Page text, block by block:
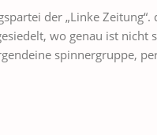
der „Linke
wo genau ist nicht
spinnergruppe,